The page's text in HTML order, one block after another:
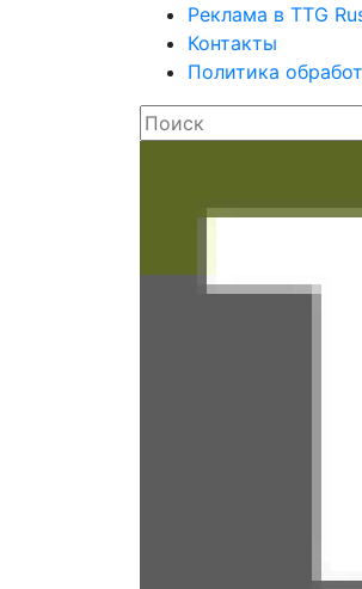
Реклама в TTG
Контакты
Политика